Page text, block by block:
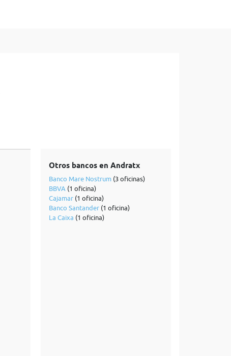
Otros bancos en Andratx
Banco Mare Nostrum(3 oficinas)
BBVA (1 oficina)
Cajamar(1 oficina)
Banco Santander(1 oficina)
La Caixa (1 oficina)